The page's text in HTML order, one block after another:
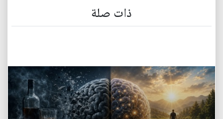
ذات صلة